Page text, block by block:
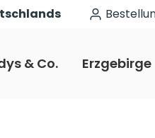
& Co. Erzgebirge